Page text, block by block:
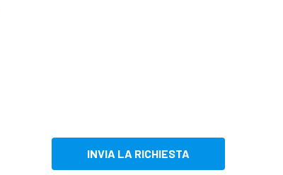
INVIA LA RICHIESTA